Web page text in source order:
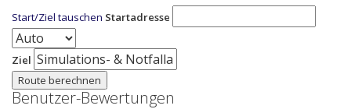
Start/Ziel tauschen Startadresse
Ziel
Route berechnen
Benutzer-Bewertungen